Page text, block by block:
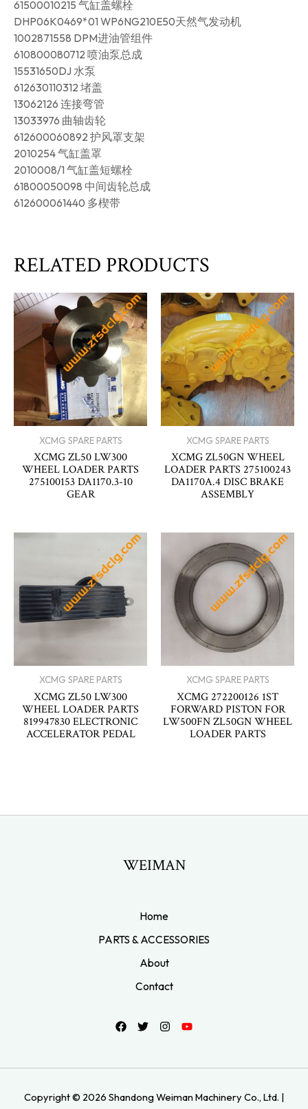
61500010215 气缸盖螺栓
DHP06K0469*01 WP6NG210E50天然气发动机
1002871558 DPM进油管组件
610800080712 喷油泵总成
15531650DJ 水泵
612630110312 堵盖
13062126 连接弯管
13033976 曲轴齿轮
612600060892 护风罩支架
2010254 气缸盖罩
2010008/1 气缸盖短螺栓
61800050098 中间齿轮总成
612600061440 多楔带
RELATED PRODUCTS
XCMG SPARE PARTS
XCMG ZL50 LW300
WHEEL LOADER PARTS
275100153 DA1170.3-10
GEAR
XCMG SPARE PARTS
XCMG ZL50GN WHEEL
LOADER PARTS 275100243
DA1170A.4 DISC BRAKE
ASSEMBLY
XCMG SPARE PARTS
XCMG ZL50 LW300
WHEEL LOADER PARTS
819947830 ELECTRONIC
ACCELERATOR PEDAL
XCMG SPARE PARTS
XCMG 272200126 1ST
FORWARD PISTON FOR
LW500FN ZL50GN WHEEL
LOADER PARTS
WEIMAN
Home
PARTS & ACCESSORIES
About
Contact
Copyright © 2026 Shandong Weiman Machinery Co., Ltd. |